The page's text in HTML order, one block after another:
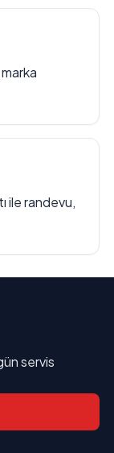
ile randevu,
servis